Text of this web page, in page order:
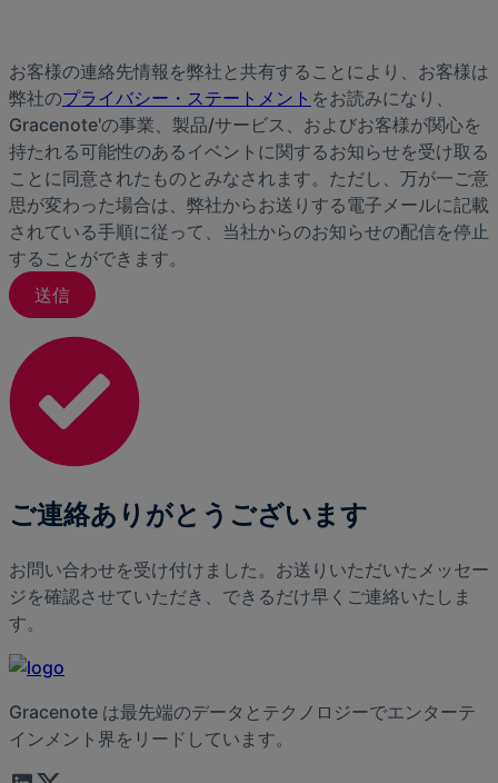
お客様の連絡先情報を弊社と共有することにより、お客様は
弊社のプライバシー・ステートメント をお読みになり、
Gracenote'の事業、製品/サービス、およびお客様が関心を
持たれる可能性のあるイベントに関するお知らせを受け取る
ことに同意されたものとみなされます。ただし、万が一ご意
思が変わった場合は、弊社からお送りする電子メールに記載
されている手順に従って、当社からのお知らせの配信を停止
することができます。
ご連絡ありがとうございます
お問い合わせを受け付けました。お送りいただいたメッセー
ジを確認させていただき、できるだけ早くご連絡いたしま
す。
Gracenote は最先端のデータとテクノロジーでエンターテ
インメント界をリードしています。